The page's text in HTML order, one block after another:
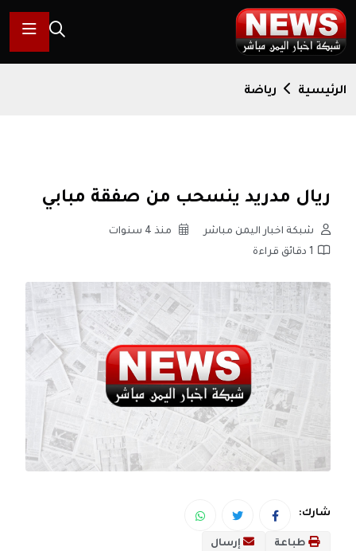
الرئيسية رياضة
ريال مدريد ينسحب من صفقة مبابي
شبكة اخبار اليمن مباشر
منذ 4 سنوات
1 دقائق قراءة
شارك:
طباعة إرسال